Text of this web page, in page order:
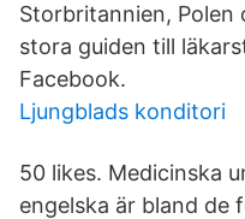
Storbritannien, Polen
stora guiden till
Facebook.
Ljungblads konditori
50 likes. Medicinska
engelska är bland de